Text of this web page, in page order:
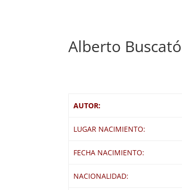
Alberto
AUTOR:
LUGAR NACIMIENTO:
FECHA NACIMIENTO:
NACIONALIDAD: